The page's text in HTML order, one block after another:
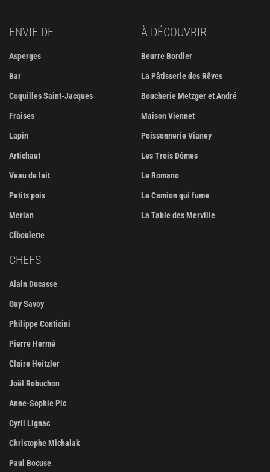
ENVIE DE
Asperges
Bar
Coquilles Saint-Jacques
Fraises
Lapin
Artichaut
Veau de lait
Petits pois
Merlan
Ciboulette
À DÉCOUVRIR
Beurre Bordier
La Pâtisserie des Rêves
Boucherie Metzger et André
Maison Viennet
Poissonnerie Vianey
Les Trois Dômes
Le Romano
Le Camion qui fume
La Table des Merville
CHEFS
Alain Ducasse
Guy Savoy
Philippe Conticini
Pierre Hermé
Claire Heitzler
Joël Robuchon
Anne-Sophie Pic
Cyril Lignac
Christophe Michalak
Paul Bocuse